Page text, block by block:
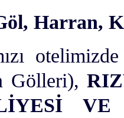
Harran,
Gölleri),
VE